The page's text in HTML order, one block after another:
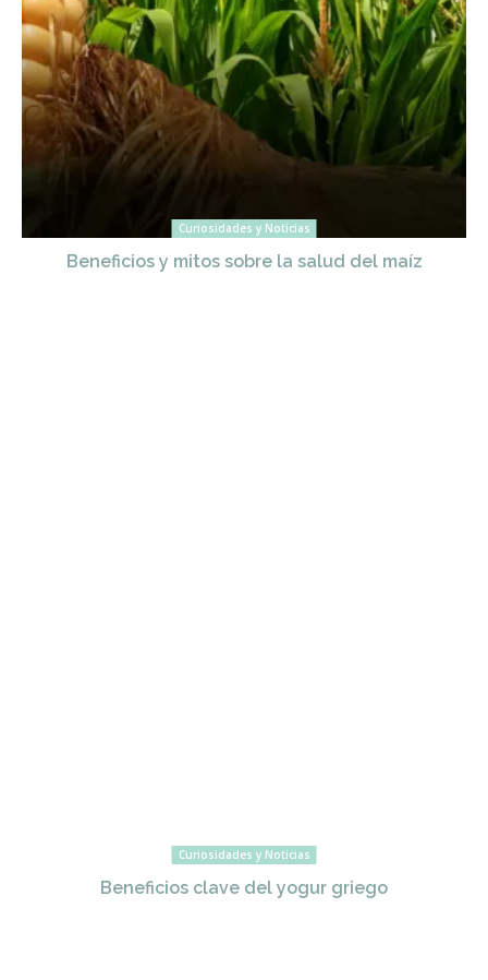
Curiosidades y Noticias
Beneficios y mitos sobre la salud del maíz
Curiosidades y Noticias
Beneficios clave del yogur griego